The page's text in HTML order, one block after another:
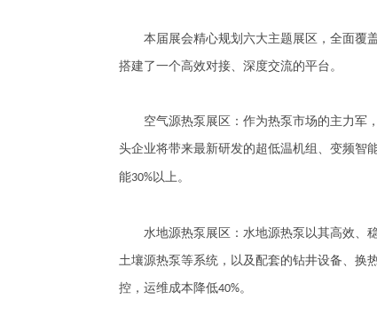
本届展会精心规划六大主题展区，全面覆盖
搭建了一个高效对接、深度交流的平台。
空气源热泵展区：作为热泵市场的主力军，
头企业将带来最新研发的超低温机组、变频智
能30%以上。
水地源热泵展区：水地源热泵以其高效、稳
土壤源热泵等系统，以及配套的钻井设备、换
控，运维成本降低40%。